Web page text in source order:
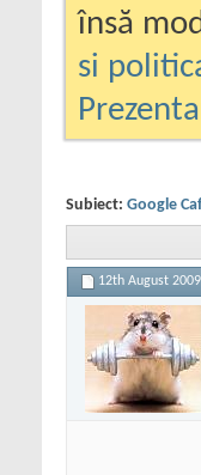
însă
si
Subiect: Google
12th August